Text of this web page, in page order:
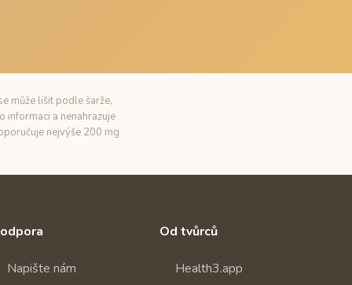
může lišit podle šarže,
informaci a nenahrazuje
nejvýše 200 mg
Napište nám
Od tvůrců
Health3.app